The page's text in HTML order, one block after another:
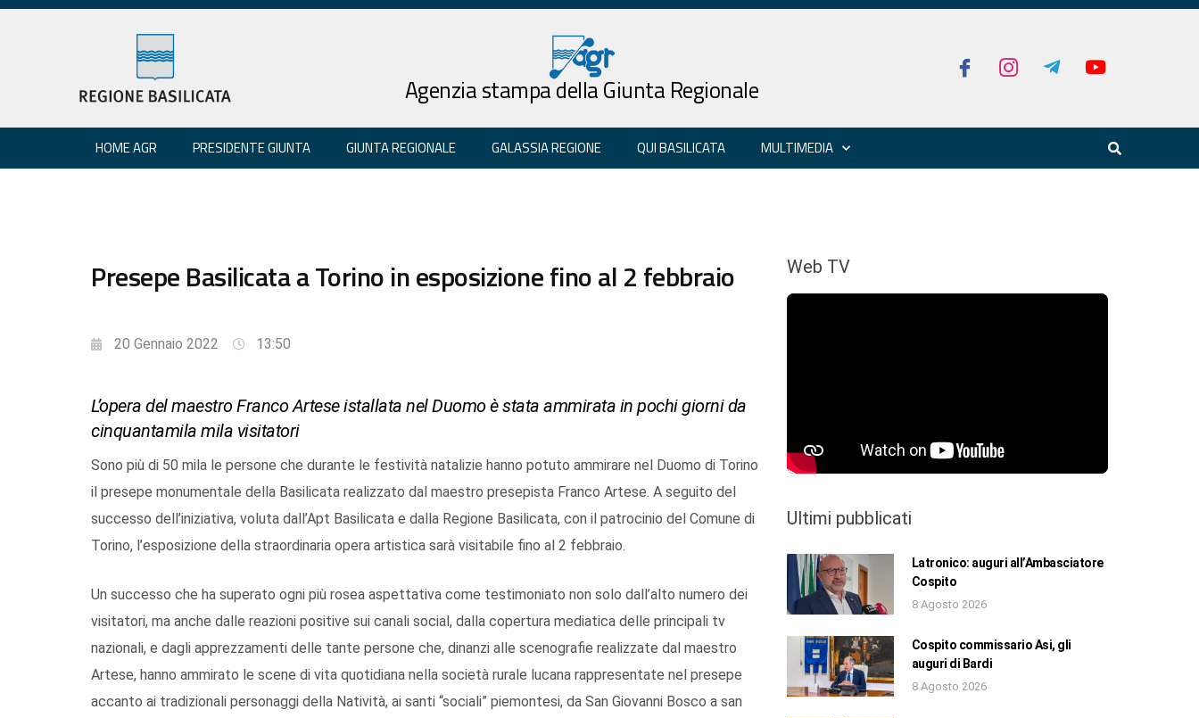
Agenzia stampa della Giunta Regionale
HOME AGR PRESIDENTE GIUNTA GIUNTA REGIONALE GALASSIA REGIONE QUI BASILICATA MULTIMEDIA
Presepe Basilicata a Torino in esposizione fino al 2 febbraio
20 Gennaio 2022 13:50
L’opera del maestro Franco Artese istallata nel Duomo è stata ammirata in pochi giorni da
cinquantamila mila visitatori
Sono più di 50 mila le persone che durante le festività natalizie hanno potuto ammirare nel Duomo di Torino
il presepe monumentale della Basilicata realizzato dal maestro presepista Franco Artese. A seguito del
successo dell’iniziativa, voluta dall’Apt Basilicata e dalla Regione Basilicata, con il patrocinio del Comune di
Torino, l’esposizione della straordinaria opera artistica sarà visitabile fino al 2 febbraio.
Un successo che ha superato ogni più rosea aspettativa come testimoniato non solo dall’alto numero dei
visitatori, ma anche dalle reazioni positive sui canali social, dalla copertura mediatica delle principali tv
nazionali, e dagli apprezzamenti delle tante persone che, dinanzi alle scenografie realizzate dal maestro
Artese, hanno ammirato le scene di vita quotidiana nella società rurale lucana rappresentate nel presepe
accanto ai tradizionali personaggi della Natività, ai santi “sociali” piemontesi, da San Giovanni Bosco a san
Web TV
Ultimi pubblicati
Latronico: auguri all’Ambasciatore
Cospito
8 Agosto 2026
Cospito commissario Asi, gli
auguri di Bardi
8 Agosto 2026